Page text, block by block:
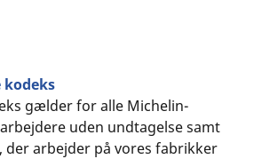
kodeks
gælder for alle Michelin-
uden undtagelse samt
der arbejder på vores fabrikker